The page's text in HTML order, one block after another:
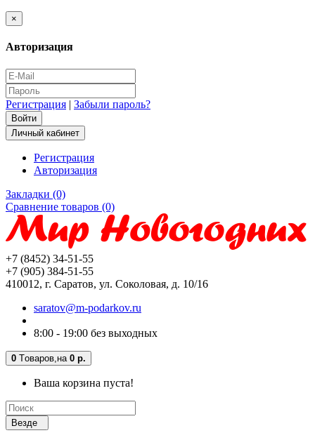
×
Авторизация
Регистрация | Забыли пароль?
Личный кабинет
Регистрация
Авторизация
Закладки (0)
Сравнение товаров (0)
+7 (8452) 34-51-55
+7 (905) 384-51-55
410012, г. Саратов, ул. Соколовая, д. 10/16
saratov@m-podarkov.ru
8:00 - 19:00 без выходных
0 Tоваров, на 0 р.
Ваша корзина пуста!
Везде